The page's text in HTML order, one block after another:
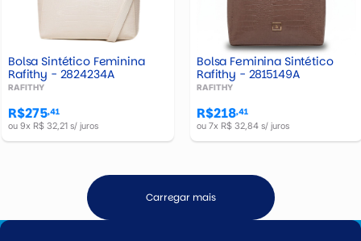
Bolsa Sintético Feminina
Rafithy - 2824234A
RAFITHY
R$275,41
ou 9x R$ 32,21 s/ juros
Bolsa Feminina Sintético
Rafithy - 2815149A
RAFITHY
R$218,41
ou 7x R$ 32,84 s/ juros
Carregar mais